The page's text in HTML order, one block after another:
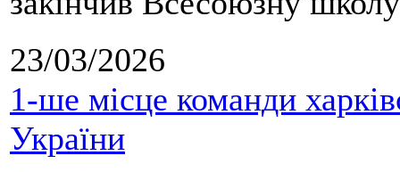
23/03/2026
1-ше місце команди
України